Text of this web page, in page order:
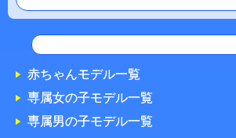
赤ちゃんモデル一覧
専属女の子モデル一覧
専属男の子モデル一覧